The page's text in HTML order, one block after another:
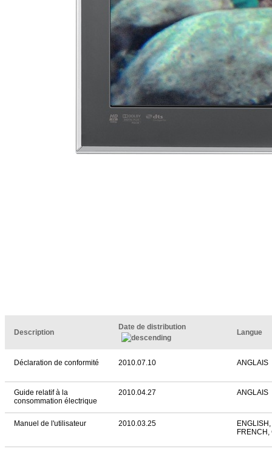
Description
Date de distribution
Langue
Déclaration de conformité 2010.07.10 ANGLAIS
Guide relatif à la
consommation électrique
2010.04.27 ANGLAIS
Manuel de l'utilisateur 2010.03.25
FRENCH,